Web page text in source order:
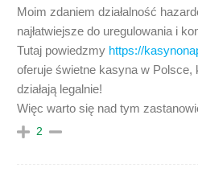
Moim zdaniem działalność
najłatwiejsze do uregulowania i
Tutaj powiedzmy https://
oferuje świetne kasyna w Polsce,
działają legalnie!
Więc warto się nad tym
2